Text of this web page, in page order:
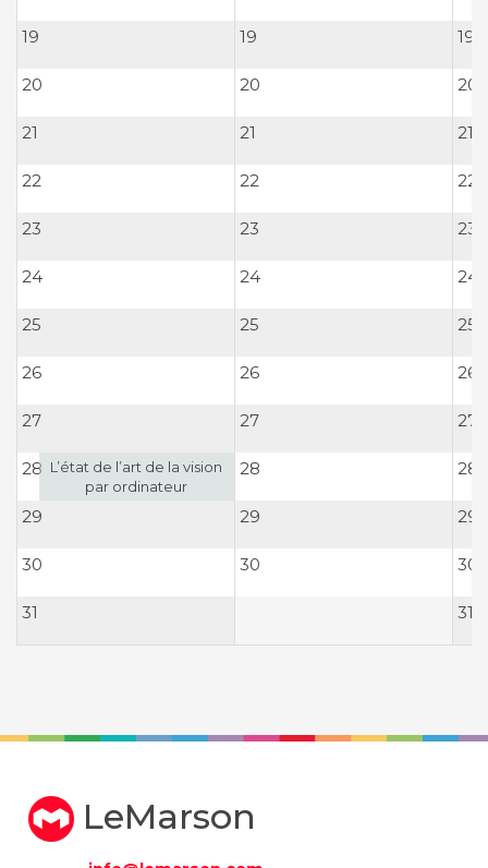
19
20
21
22
23
24
25
26
27
28 L’état de l’art de la vision
par ordinateur
29
30
31
19
20
21
22
23
24
25
26
27
28
29
30
19
20
21
22
23
24
25
26
27
28
29
30
31
LeMarson